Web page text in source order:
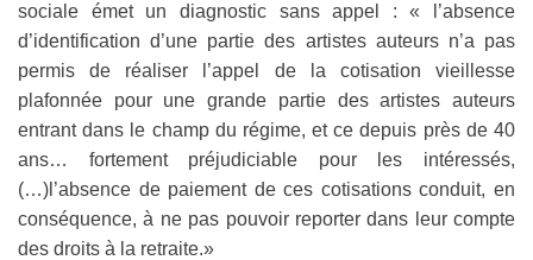
sociale émet un diagnostic sans appel : « l’absence
d’identification d’une partie des artistes auteurs n’a pas
permis de réaliser l’appel de la cotisation vieillesse
plafonnée pour une grande partie des artistes auteurs
entrant dans le champ du régime, et ce depuis près de 40
ans… fortement préjudiciable pour les intéressés,
(…)l’absence de paiement de ces cotisations conduit, en
conséquence, à ne pas pouvoir reporter dans leur compte
des droits à la retraite.»